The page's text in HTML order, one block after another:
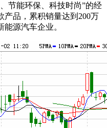
节能环保、科技时尚”的经
产品，累积销量达到200万
源汽车企业。